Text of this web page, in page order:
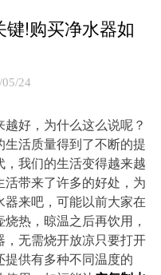
!购买净水器如
24
好，为什么这么说呢？
生活质量得到了不断的提
，我们的生活变得越来越
带来了许多的好处，为
来吧，可能以前大家在
热，晾温之后再饮用，
，无需烧开放凉只要打开
提供有多种不同温度的